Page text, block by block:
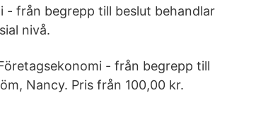
- från begrepp till beslut behandlar
nivå.
- från begrepp till
Nancy. Pris från 100,00 kr.